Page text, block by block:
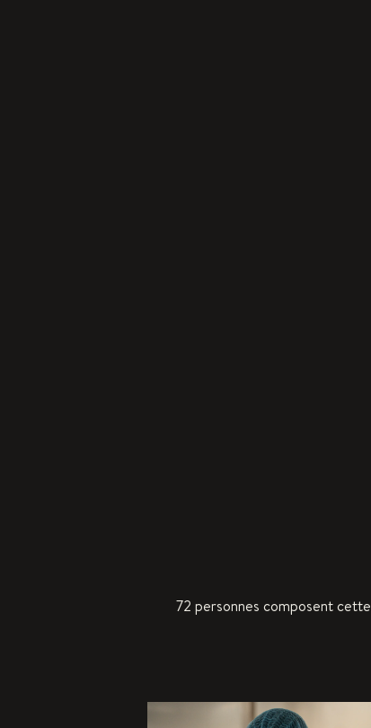
72 personnes composent